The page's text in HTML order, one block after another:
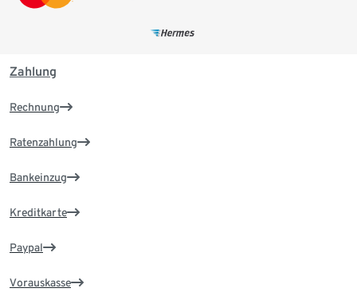
Zahlung
Rechnung
Ratenzahlung
Bankeinzug
Kreditkarte
Paypal
Vorauskasse